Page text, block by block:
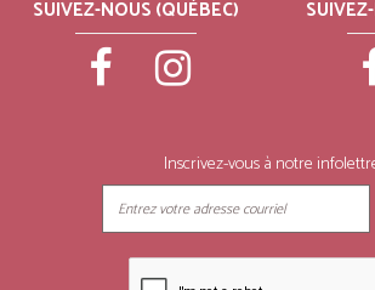
SUIVEZ-NOUS (QUÉBEC)
Inscrivez-vous à notre